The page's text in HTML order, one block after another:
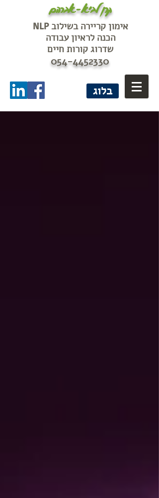
בלוג
054-4452330
קרן לביא-אברהם
אימון קריירה בשילובNLP
הכנה לראיון עבודה
שדרוג קורות חיים